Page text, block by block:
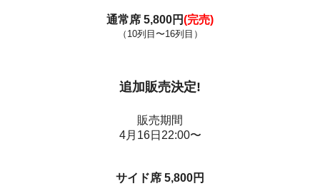
通常席 5,800円(完売)
（10列目〜16列目）
追加販売決定!
販売期間
4月16日22:00〜
サイド席 5,800円